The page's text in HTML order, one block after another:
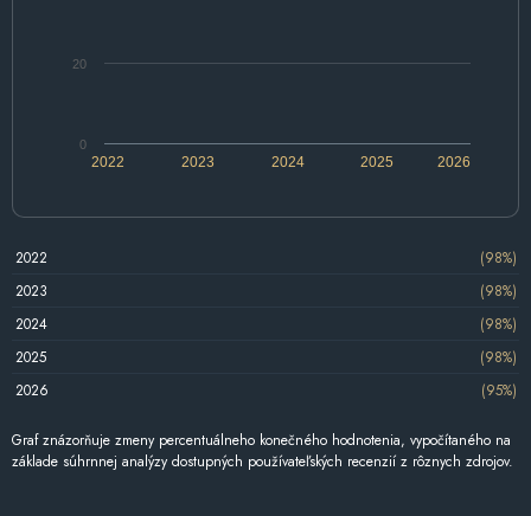
2022 2024 2026
2023 2025
0
20
2022
(98%)
2023
(98%)
2024
(98%)
2025
(98%)
2026
(95%)
Graf znázorňuje zmeny percentuálneho konečného hodnotenia, vypočítaného na
základe súhrnnej analýzy dostupných používateľských recenzií z rôznych zdrojov.